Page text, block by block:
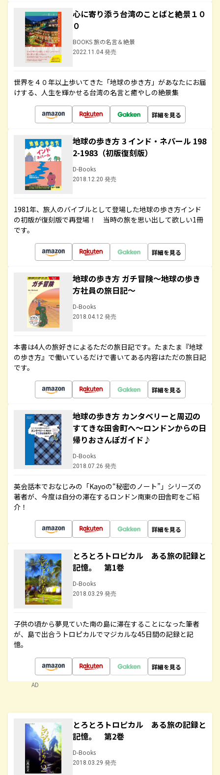
心に寄り添う台湾のことばと絶景１０
０
BOOKS 旅の名言＆絶景
2022.11.04 発売
世界を４０年以上歩いてきた「地球の歩き方」があなたにお届
けする、人生を輝かせる台湾の名言と癒やしの絶景集
詳細を見る
地球の歩き方 3 インド・ネパール 198
2-1983（初版復刻版）
D-Books
2018.12.20 発売
1981年、旅人のバイブルとして登場した地球の歩き方インド
の初版が復刻版で再登場！ 当時の旅を思い出して欲しい1冊
です。
詳細を見る
地球の歩き方 ガチ冒険～地球の歩き
方社員の旅日記～
D-Books
2018.04.12 発売
本書は4人の旅好きによるただの旅日記です。たまたま『地球
の歩き方』で働いているだけで書いてある内容はただの旅日記
です。
詳細を見る
地球の歩き方 カンタベリーと周辺の
すてきな田舎町へ～ロンドンからの日
帰りおさんぽガイド♪
D-Books
2018.07.26 発売
英会話本でおなじみの「Kayoの“秘密のノート”」シリーズの
著者が、今度は自分の滞在するロンドン南東の田舎町をご紹
介！
詳細を見る
とろとろトロピカル ある旅の記録と
記憶。 第1巻
D-Books
2018.03.29 発売
子供の頃から夢見ていた南の島に滞在することになった筆者
が、島で出合うトロピカルでマジカルな45日間の記録と記
憶。
詳細を見る
AD
とろとろトロピカル ある旅の記録と
記憶。 第2巻
D-Books
2018.03.29 発売